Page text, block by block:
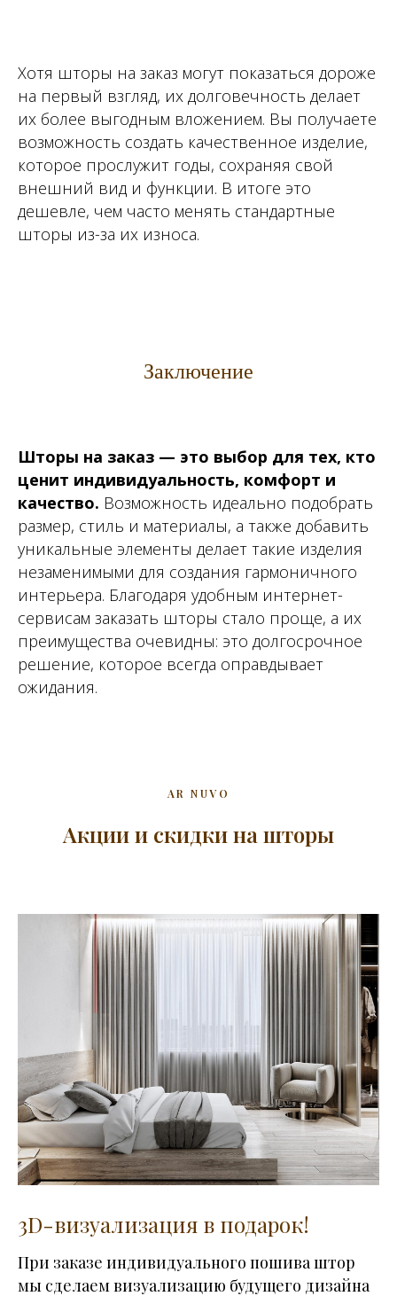
Хотя шторы на заказ могут показаться дороже
на первый взгляд, их долговечность делает
их более выгодным вложением. Вы получаете
возможность создать качественное изделие,
которое прослужит годы, сохраняя свой
внешний вид и функции. В итоге это
дешевле, чем часто менять стандартные
шторы из-за их износа.
Заключение
Шторы на заказ — это выбор для тех, кто
ценит индивидуальность, комфорт и
качество. Возможность идеально подобрать
размер, стиль и материалы, а также добавить
уникальные элементы делает такие изделия
незаменимыми для создания гармоничного
интерьера. Благодаря удобным интернет-
сервисам заказать шторы стало проще, а их
преимущества очевидны: это долгосрочное
решение, которое всегда оправдывает
ожидания.
AR NUVO
Акции и скидки на шторы
3D-визуализация в подарок!
При заказе индивидуального пошива штор
мы сделаем визуализацию будущего дизайна